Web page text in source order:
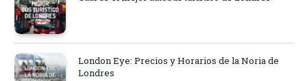
London Eye: Precios y Horarios de la Noria de
Londres